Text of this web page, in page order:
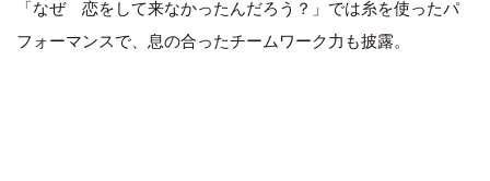
「なぜ 恋をして来なかったんだろう？」では糸を使ったパ
フォーマンスで、息の合ったチームワーク力も披露。